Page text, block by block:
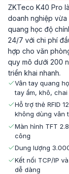
ZKTeco K40 Pro
doanh nghiệp
quang học độ
24/7 với chi phí
hợp cho văn
quy mô dưới 200
triển khai nhanh.
Vân tay quang
tay ẩm, khô, chai
Hỗ trợ thẻ RFID
không dùng vân
Màn hình TFT
công
Dung lượng
Kết nối TCP/IP
dễ dàng